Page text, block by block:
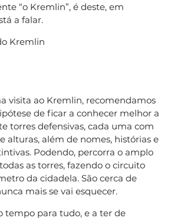
“o Kremlin”, é deste, em
a falar.
Kremlin
visita ao Kremlin, recomendamos
de ficar a conhecer melhor a
torres defensivas, cada uma com
alturas, além de nomes, histórias e
Podendo, percorra o amplo
as torres, fazendo o circuito
da cidadela. São cerca de
mais se vai esquecer.
tempo para tudo, e a ter de